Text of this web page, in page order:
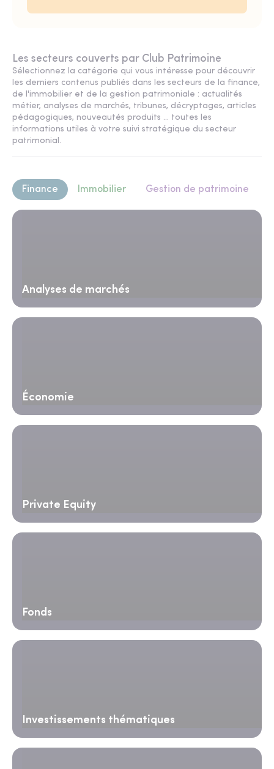
Les secteurs couverts par Club Patrimoine
Sélectionnez la catégorie qui vous intéresse pour découvrir
les derniers contenus publiés dans les secteurs de la finance,
de l'immobilier et de la gestion patrimoniale : actualités
métier, analyses de marchés, tribunes, décryptages, articles
pédagogiques, nouveautés produits ... toutes les
informations utiles à votre suivi stratégique du secteur
patrimonial.
Finance Immobilier Gestion de patrimoine
Analyses de marchés
Économie
Private Equity
Fonds
Investissements thématiques